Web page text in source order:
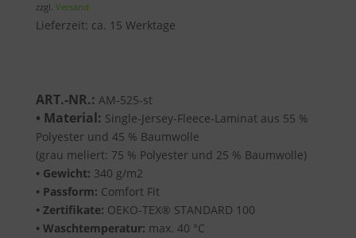
zzgl. Versand
Lieferzeit: ca. 15 Werktage
ART.-NR.: AM-525-st
• Material: Single-Jersey-Fleece-Laminat aus 55 %
Polyester und 45 % Baumwolle
(grau meliert: 75 % Polyester und 25 % Baumwolle)
• Gewicht: 340 g/m2
• Passform: Comfort Fit
• Zertifikate: OEKO-TEX® STANDARD 100
• Waschtemperatur: max. 40 °C